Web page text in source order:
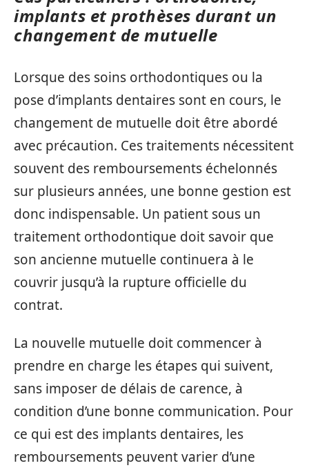
implants et prothèses durant un
changement de mutuelle
Lorsque des soins orthodontiques ou la
pose d’implants dentaires sont en cours, le
changement de mutuelle doit être abordé
avec précaution. Ces traitements nécessitent
souvent des remboursements échelonnés
sur plusieurs années, une bonne gestion est
donc indispensable. Un patient sous un
traitement orthodontique doit savoir que
son ancienne mutuelle continuera à le
couvrir jusqu’à la rupture officielle du
contrat.
La nouvelle mutuelle doit commencer à
prendre en charge les étapes qui suivent,
sans imposer de délais de carence, à
condition d’une bonne communication. Pour
ce qui est des implants dentaires, les
remboursements peuvent varier d’une